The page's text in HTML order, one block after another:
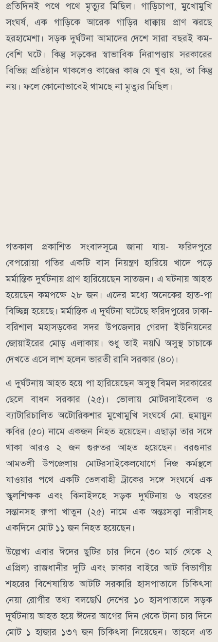
প্রতিদিনই পথে পথে মৃত্যুর মিছিল। গাড়িচাপা, মুখোমুখি
সংঘর্ষ, এক গাড়িকে আরেক গাড়ির ধাক্কায় প্রাণ ঝরছে
হরহামেশা। সড়ক দুর্ঘটনা আমাদের দেশে সারা বছরই কম-
বেশি ঘটে। কিন্তু সড়কের স্বাভাবিক নিরাপত্তায় সরকারের
বিভিন্ন প্রতিষ্ঠান থাকলেও কাজের কাজ যে খুব হয়, তা কিন্তু
নয়। ফলে কোনোভাবেই থামছে না মৃত্যুর মিছিল।
গতকাল প্রকাশিত সংবাদসূত্রে জানা যায়- ফরিদপুরে
বেপরোয়া গতির একটি বাস নিয়ন্ত্রণ হারিয়ে খাদে পড়ে
মর্মান্তিক দুর্ঘটনায় প্রাণ হারিয়েছেন সাতজন। এ ঘটনায় আহত
হয়েছেন কমপক্ষে ২৮ জন। এদের মধ্যে অনেকের হাত-পা
বিচ্ছিন্ন হয়েছে। মর্মান্তিক এ দুর্ঘটনা ঘটেছে ফরিদপুরের ঢাকা-
বরিশাল মহাসড়কের সদর উপজেলার গেরদা ইউনিয়নের
জোয়াইরের মোড় এলাকায়। শুধু তাই নয়Ñ অসুস্থ চাচাকে
দেখতে এসে লাশ হলেন ভারতী রানি সরকার (৪০)।
এ দুর্ঘটনায় আহত হয়ে পা হারিয়েছেন অসুস্থ বিমল সরকারের
ছেলে বাধন সরকার (২৫)। ভোলায় মোটরসাইকেল ও
ব্যাটারিচালিত অটোরিকশার মুখোমুখি সংঘর্ষে মো. হুমায়ুন
কবির (৫০) নামে একজন নিহত হয়েছেন। এছাড়া তার সঙ্গে
থাকা আরও ২ জন গুরুতর আহত হয়েছেন। বরগুনার
আমতলী উপজেলায় মোটরসাইকেলযোগে নিজ কর্মস্থলে
যাওয়ার পথে একটি তেলবাহী ট্রাকের সঙ্গে সংঘর্ষে এক
স্কুলশিক্ষক এবং ঝিনাইদহে সড়ক দুর্ঘটনায় ৬ বছরের
সন্তানসহ রুপা খাতুন (২৫) নামে এক অন্তঃসত্ত্বা নারীসহ
একদিনে মোট ১১ জন নিহত হয়েছেন।
উল্লেখ্য এবার ঈদের ছুটির চার দিনে (৩০ মার্চ থেকে ২
এপ্রিল) রাজধানীর দুটি এবং ঢাকার বাইরে আট বিভাগীয়
শহরের বিশেষায়িত আটটি সরকারি হাসপাতালে চিকিৎসা
নেয়া রোগীর তথ্য বলছেÑ দেশের ১০ হাসপাতালে সড়ক
দুর্ঘটনায় আহত হয়ে ঈদের আগের দিন থেকে টানা চার দিনে
মোট ১ হাজার ১৩৭ জন চিকিৎসা নিয়েছেন। তাহলে এত